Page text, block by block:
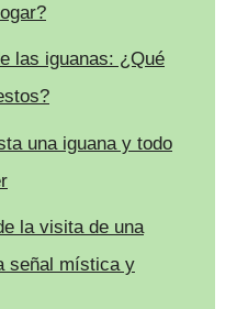
las iguanas: ¿Qué
una iguana y todo
la visita de una
señal mística y